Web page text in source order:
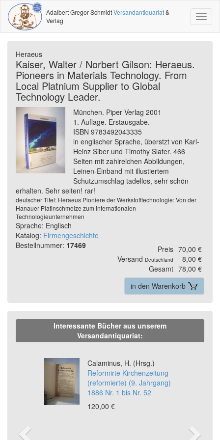
Adalbert Gregor SchmidtVersandantiquariat&
Verlag
Heraeus
Kaiser, Walter / Norbert Gilson: Heraeus.
Pioneers in Materials Technology. From
Local Platnium Supplier to Global
Technology Leader.
München. Piper Verlag 2001
1. Auflage. Erstausgabe.
ISBN 9783492043335
in englischer Sprache, überstzt von Karl-
Heinz Siber und Timothy Slater. 466
Seiten mit zahlreichen Abbildungen,
Leinen-Einband mit illustiertem
Schutzumschlag tadellos, sehr schön
erhalten. Sehr selten! rar!
deutscher Titel: Heraeus Pioniere der Werkstofftechnologie: Von der
Hanauer Platinschmelze zum internationalen
Technologieunternehmen
Sprache: Englisch
Katalog: Firmengeschichte
Bestellnummer: 17469 Preis 70,00 €
Versand Deutschland
8,00 €
Gesamt 78,00 €
in den Warenkorb
Interessante Bücher aus unserem
Versandantiquariat:
Calaminus, H. (Hrsg.)
Reformirte Kirchenzeitung
(reformierte) (9. Jahrgang)
1886 Nr. 1 bis Nr. 52
120,00 €
Previous